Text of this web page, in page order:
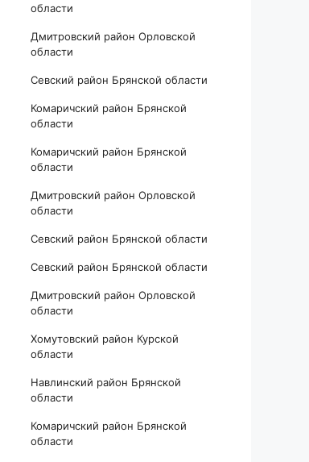
области
Дмитровский район Орловской
области
Севский район Брянской области
Комаричский район Брянской
области
Комаричский район Брянской
области
Дмитровский район Орловской
области
Севский район Брянской области
Севский район Брянской области
Дмитровский район Орловской
области
Хомутовский район Курской
области
Навлинский район Брянской
области
Комаричский район Брянской
области